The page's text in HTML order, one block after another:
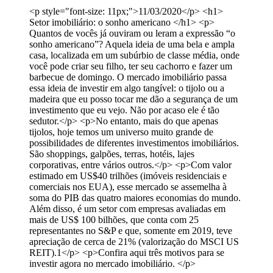
<p style="font-size: 11px;">11/03/2020</p> <h1>
Setor imobiliário: o sonho americano </h1> <p>
Quantos de vocês já ouviram ou leram a expressão “o
sonho americano”? Aquela ideia de uma bela e ampla
casa, localizada em um subúrbio de classe média, onde
você pode criar seu filho, ter seu cachorro e fazer um
barbecue de domingo. O mercado imobiliário passa
essa ideia de investir em algo tangível: o tijolo ou a
madeira que eu posso tocar me dão a segurança de um
investimento que eu vejo. Não por acaso ele é tão
sedutor.</p> <p>No entanto, mais do que apenas
tijolos, hoje temos um universo muito grande de
possibilidades de diferentes investimentos imobiliários.
São shoppings, galpões, terras, hotéis, lajes
corporativas, entre vários outros.</p> <p>Com valor
estimado em US$40 trilhões (imóveis residenciais e
comerciais nos EUA), esse mercado se assemelha à
soma do PIB das quatro maiores economias do mundo.
Além disso, é um setor com empresas avaliadas em
mais de US$ 100 bilhões, que conta com 25
representantes no S&P e que, somente em 2019, teve
apreciação de cerca de 21% (valorização do MSCI US
REIT).1</p> <p>Confira aqui três motivos para se
investir agora no mercado imobiliário. </p>